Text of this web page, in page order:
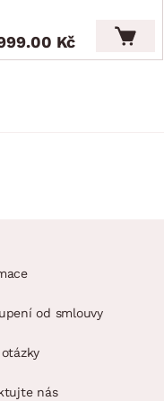
Kč
od smlouvy
nás